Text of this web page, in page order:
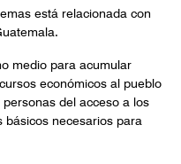
está relacionada con
medio para acumular
económicos al pueblo
del acceso a los
básicos necesarios para